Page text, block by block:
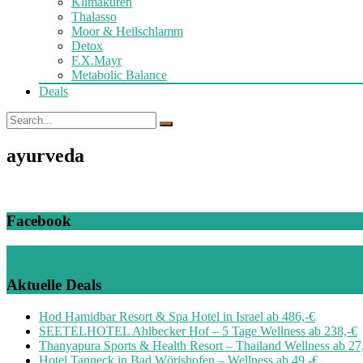
Thalasso
Moor & Heilschlamm
Detox
F.X.Mayr
Metabolic Balance
Deals
ayurveda
Facebook
Aktuelle Deals
Hod Hamidbar Resort & Spa Hotel in Israel ab 486,-€
SEETELHOTEL Ahlbecker Hof – 5 Tage Wellness ab 238,-€
Thanyapura Sports & Health Resort – Thailand Wellness ab
Hotel Tanneck in Bad Wörishofen – Wellness ab 49,-€